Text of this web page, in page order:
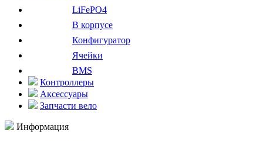
LiFePO4
В корпусе
Конфигуратор
Ячейки
BMS
Контроллеры
Аксессуары
Запчасти вело
Информация